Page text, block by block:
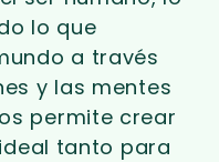
lo que
a través
y las mentes
permite crear
tanto para